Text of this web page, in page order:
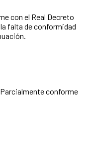
con el Real Decreto
la falta de conformidad
conforme